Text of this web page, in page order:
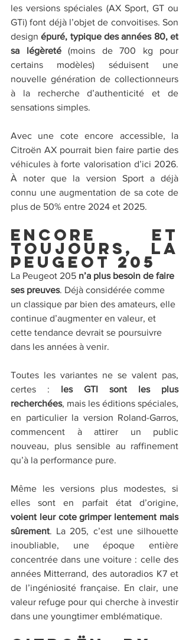
les versions spéciales (AX Sport, GT ou
GTi) font déjà l’objet de convoitises. Son
design épuré, typique des années 80, et
sa légèreté (moins de 700 kg pour
certains modèles) séduisent une
nouvelle génération de collectionneurs
à la recherche d’authenticité et de
sensations simples.
Avec une cote encore accessible, la
Citroën AX pourrait bien faire partie des
véhicules à forte valorisation d’ici 2026.
À noter que la version Sport a déjà
connu une augmentation de sa cote de
plus de 50% entre 2024 et 2025.
Encore et
toujours, la
Peugeot 205
La Peugeot 205 n’a plus besoin de faire
ses preuves. Déjà considérée comme
un classique par bien des amateurs, elle
continue d’augmenter en valeur, et
cette tendance devrait se poursuivre
dans les années à venir.
Toutes les variantes ne se valent pas,
certes : les GTI sont les plus
recherchées, mais les éditions spéciales,
en particulier la version Roland-Garros,
commencent à attirer un public
nouveau, plus sensible au raffinement
qu’à la performance pure.
Même les versions plus modestes, si
voient leur cote grimper lentement mais
sûrement. La 205, c’est une silhouette
inoubliable, une époque entière
concentrée dans une voiture : celle des
années Mitterrand, des autoradios K7 et
de l’ingéniosité française. En clair, une
valeur refuge pour qui cherche à investir
dans une youngtimer emblématique.